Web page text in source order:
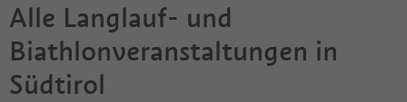
Alle Langlauf- und
Biathlonveranstaltungen in
Südtirol